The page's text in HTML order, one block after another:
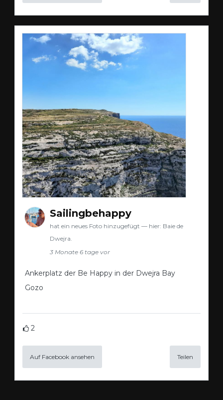
Sailingbehappy
hat ein neues Foto hinzugefügt — hier: Baie de
Dwejra.
3 Monate 6 tage vor
Ankerplatz der Be Happy in der Dwejra Bay
Gozo
2
Auf Facebook ansehen Teilen